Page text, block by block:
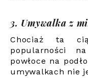
3. Umywalka z
Chociaż ta
popularności
powłoce na
umywalkach nie